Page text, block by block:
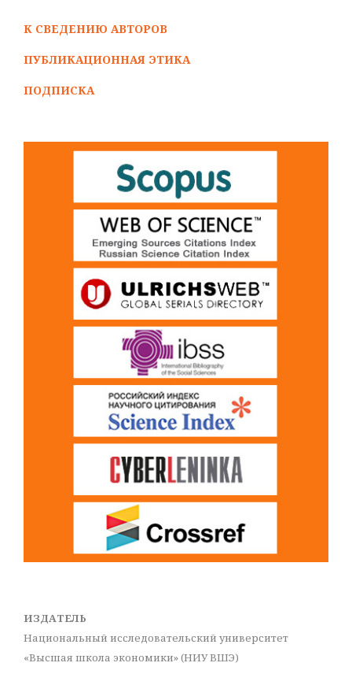
К СВЕДЕНИЮ АВТОРОВ
ПУБЛИКАЦИОННАЯ ЭТИКА
ПОДПИСКА
ИЗДАТЕЛЬ
Национальный исследовательский университет
«Высшая школа экономики» (НИУ ВШЭ)